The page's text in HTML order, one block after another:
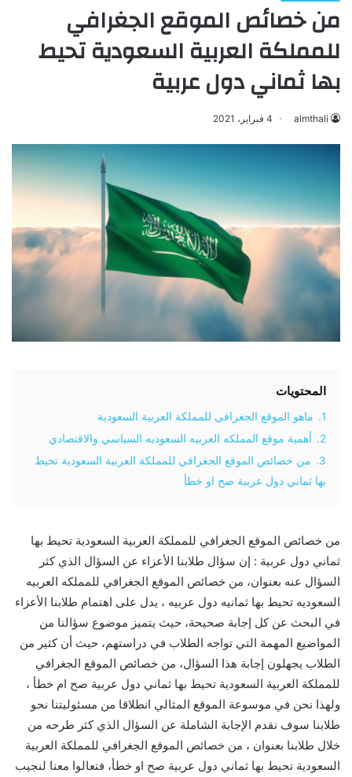
من خصائص الموقع الجغرافي
للمملكة العربية السعودية تحيط
بها ثماني دول عربية
almthali 4 فبراير، 2021
المحتويات
1.
ماهو الموقع الجغرافي للمملكة العربية السعودية
2.
أهمية موقع المملكه العربيه السعوديه السياسي والاقتصادي
3.
من خصائص الموقع الجغرافي للمملكة العربية السعودية تحيط
بها ثماني دول عربية صح او خطأ
من خصائص الموقع الجغرافي للمملكة العربية السعودية تحيط بها
ثماني دول عربية : إن سؤال طلابنا الأعزاء عن السؤال الذي كثر
السؤال عنه بعنوان، من خصائص الموقع الجغرافي للمملكه العربيه
السعوديه تحيط بها ثمانيه دول عربيه ، يدل على اهتمام طلابنا الأعزاء
في البحث عن كل إجابة صحيحة، حيث يتميز موضوع سؤالنا من
المواضيع المهمة التي تواجه الطلاب في دراستهم، حيث أن كثير من
الطلاب يجهلون إجابة هذا السؤال، من خصائص الموقع الجغرافي
للمملكة العربية السعودية تحيط بها ثماني دول عربية صح ام خطأ ،
ولهذا نحن في موسوعة الموقع المثالي انطلاقا من مسئوليتنا نحو
طلابنا سوف نقدم الإجابة الشاملة عن السؤال الذي كثر طرحه من
خلال طلابنا بعنوان ، من خصائص الموقع الجغرافي للمملكة العربية
السعودية تحيط بها ثماني دول عربية صح او خطأ، فتعالوا معنا لنجيب